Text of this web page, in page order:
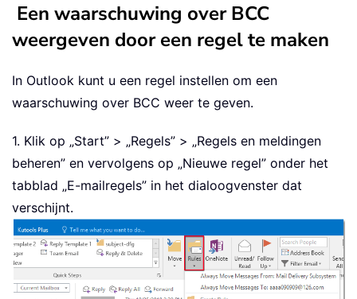
Een waarschuwing over BCC
weergeven door een regel te maken
In Outlook kunt u een regel instellen om een
waarschuwing over BCC weer te geven.
1. Klik op „Start” > „Regels” > „Regels en meldingen
beheren” en vervolgens op „Nieuwe regel” onder het
tabblad „E-mailregels” in het dialoogvenster dat
verschijnt.